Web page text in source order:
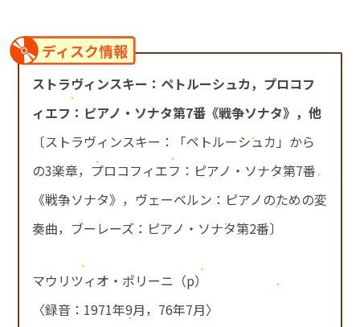
ディスク情報
ストラヴィンスキー：ペトルーシュカ，プロコフ
ィエフ：ピアノ・ソナタ第7番《戦争ソナタ》，他
〔ストラヴィンスキー：「ペトルーシュカ」から
の3楽章，プロコフィエフ：ピアノ・ソナタ第7番
《戦争ソナタ》，ヴェーベルン：ピアノのための変
奏曲，ブーレーズ：ピアノ・ソナタ第2番〕
マウリツィオ・ポリーニ（p）
〈録音：1971年9月，76年7月〉